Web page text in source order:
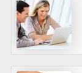
i
r
a